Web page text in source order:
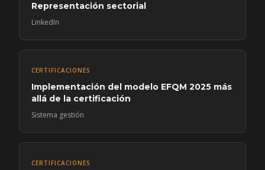
Representación sectorial
LinkedIn
CERTIFICACIONES
Implementación del modelo EFQM 2025 más
allá de la certificación
Sistema gestión
CERTIFICACIONES